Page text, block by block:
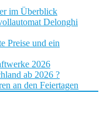
im Überblick
Delonghi
Preise und ein
2026
ab 2026 ?
an den Feiertagen